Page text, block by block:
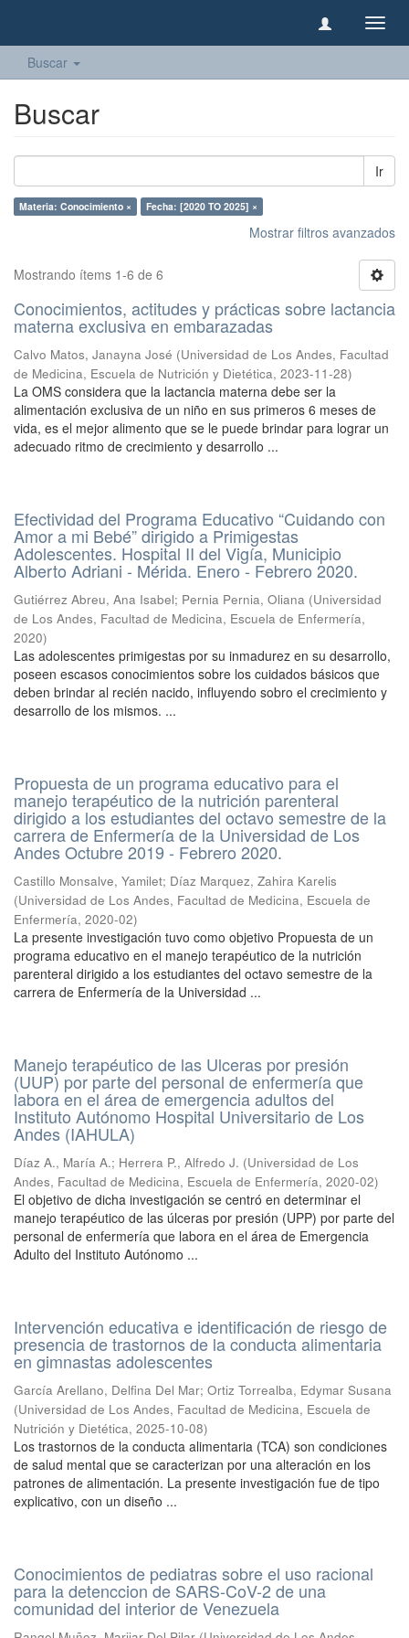
Buscar
Buscar
Ir
Materia: Conocimiento × Fecha: [2020 TO 2025] ×
Mostrar filtros avanzados
Mostrando ítems 1-6 de 6
Conocimientos, actitudes y prácticas sobre lactancia
materna exclusiva en embarazadas
Calvo Matos, Janayna José (Universidad de Los Andes, Facultad
de Medicina, Escuela de Nutrición y Dietética, 2023-11-28)
La OMS considera que la lactancia materna debe ser la
alimentación exclusiva de un niño en sus primeros 6 meses de
vida, es el mejor alimento que se le puede brindar para lograr un
adecuado ritmo de crecimiento y desarrollo ...
Efectividad del Programa Educativo “Cuidando con
Amor a mi Bebé” dirigido a Primigestas
Adolescentes. Hospital II del Vigía, Municipio
Alberto Adriani - Mérida. Enero - Febrero 2020.
Gutiérrez Abreu, Ana Isabel; Pernia Pernia, Oliana (Universidad
de Los Andes, Facultad de Medicina, Escuela de Enfermería,
2020)
Las adolescentes primigestas por su inmadurez en su desarrollo,
poseen escasos conocimientos sobre los cuidados básicos que
deben brindar al recién nacido, influyendo sobro el crecimiento y
desarrollo de los mismos. ...
Propuesta de un programa educativo para el
manejo terapéutico de la nutrición parenteral
dirigido a los estudiantes del octavo semestre de la
carrera de Enfermería de la Universidad de Los
Andes Octubre 2019 - Febrero 2020.
Castillo Monsalve, Yamilet; Díaz Marquez, Zahira Karelis
(Universidad de Los Andes, Facultad de Medicina, Escuela de
Enfermería, 2020-02)
La presente investigación tuvo como objetivo Propuesta de un
programa educativo en el manejo terapéutico de la nutrición
parenteral dirigido a los estudiantes del octavo semestre de la
carrera de Enfermería de la Universidad ...
Manejo terapéutico de las Ulceras por presión
(UUP) por parte del personal de enfermería que
labora en el área de emergencia adultos del
Instituto Autónomo Hospital Universitario de Los
Andes (IAHULA)
Díaz A., María A.; Herrera P., Alfredo J. (Universidad de Los
Andes, Facultad de Medicina, Escuela de Enfermería, 2020-02)
El objetivo de dicha investigación se centró en determinar el
manejo terapéutico de las úlceras por presión (UPP) por parte del
personal de enfermería que labora en el área de Emergencia
Adulto del Instituto Autónomo ...
Intervención educativa e identificación de riesgo de
presencia de trastornos de la conducta alimentaria
en gimnastas adolescentes
García Arellano, Delfina Del Mar; Ortiz Torrealba, Edymar Susana
(Universidad de Los Andes, Facultad de Medicina, Escuela de
Nutrición y Dietética, 2025-10-08)
Los trastornos de la conducta alimentaria (TCA) son condiciones
de salud mental que se caracterizan por una alteración en los
patrones de alimentación. La presente investigación fue de tipo
explicativo, con un diseño ...
Conocimientos de pediatras sobre el uso racional
para la detenccion de SARS-CoV-2 de una
comunidad del interior de Venezuela